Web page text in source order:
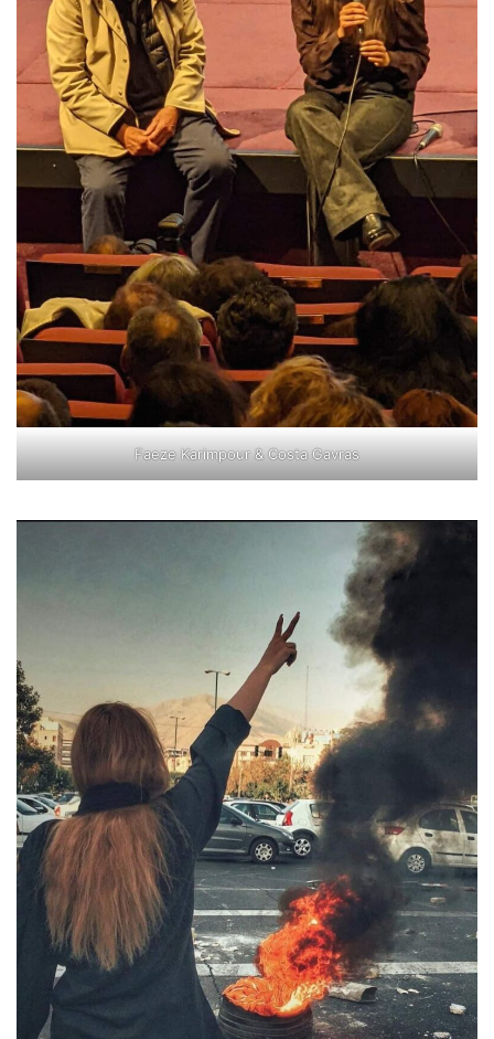
Faeze Karimpour & Costa Gavras